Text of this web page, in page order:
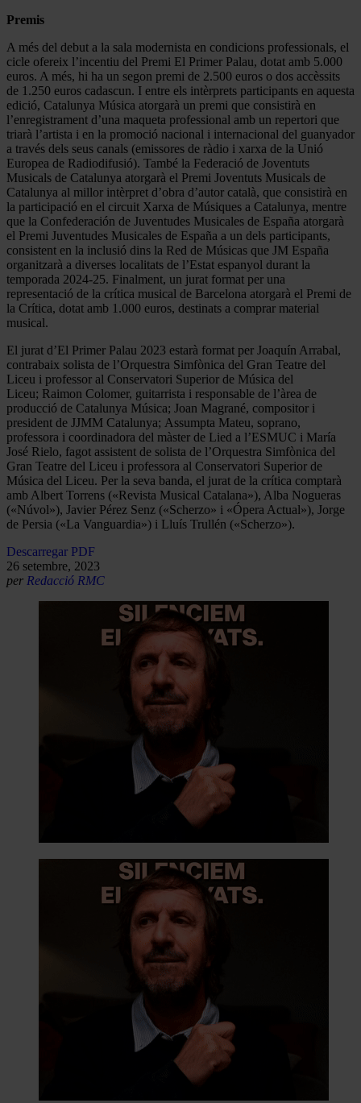
Premis
A més del debut a la sala modernista en condicions professionals, el
cicle ofereix l’incentiu del Premi El Primer Palau, dotat amb 5.000
euros. A més, hi ha un segon premi de 2.500 euros o dos accèssits
de 1.250 euros cadascun. I entre els intèrprets participants en aquesta
edició, Catalunya Música atorgarà un premi que consistirà en
l’enregistrament d’una maqueta professional amb un repertori que
triarà l’artista i en la promoció nacional i internacional del guanyador
a través dels seus canals (emissores de ràdio i xarxa de la Unió
Europea de Radiodifusió). També la Federació de Joventuts
Musicals de Catalunya atorgarà el Premi Joventuts Musicals de
Catalunya al millor intèrpret d’obra d’autor català, que consistirà en
la participació en el circuit Xarxa de Músiques a Catalunya, mentre
que la Confederación de Juventudes Musicales de España atorgarà
el Premi Juventudes Musicales de España a un dels participants,
consistent en la inclusió dins la Red de Músicas que JM España
organitzarà a diverses localitats de l’Estat espanyol durant la
temporada 2024-25. Finalment, un jurat format per una
representació de la crítica musical de Barcelona atorgarà el Premi de
la Crítica, dotat amb 1.000 euros, destinats a comprar material
musical.
El jurat d’El Primer Palau 2023 estarà format per Joaquín Arrabal,
contrabaix solista de l’Orquestra Simfònica del Gran Teatre del
Liceu i professor al Conservatori Superior de Música del
Liceu; Raimon Colomer, guitarrista i responsable de l’àrea de
producció de Catalunya Música; Joan Magrané, compositor i
president de JJMM Catalunya; Assumpta Mateu, soprano,
professora i coordinadora del màster de Lied a l’ESMUC i María
José Rielo, fagot assistent de solista de l’Orquestra Simfònica del
Gran Teatre del Liceu i professora al Conservatori Superior de
Música del Liceu. Per la seva banda, el jurat de la crítica comptarà
amb Albert Torrens («Revista Musical Catalana»), Alba Nogueras
(«Núvol»), Javier Pérez Senz («Scherzo» i «Ópera Actual»), Jorge
de Persia («La Vanguardia») i Lluís Trullén («Scherzo»).
Descarregar PDF
26 setembre, 2023
per Redacció RMC